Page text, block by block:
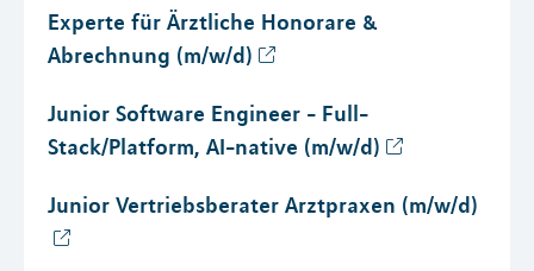
Experte für Ärztliche Honorare &
Abrechnung (m/w/d)
Junior Software Engineer - Full-
Stack/Platform, AI-native (m/w/d)
Junior Vertriebsberater Arztpraxen (m/w/d)